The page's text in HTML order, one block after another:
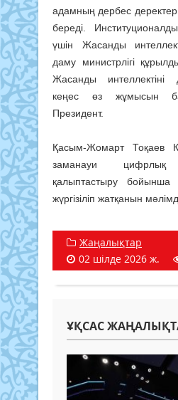
адамның дербес
береді.
үшін Жасанды
даму министрлігі
Жасанды интеллектіні
кеңес өз жұмысын
Президент.
Қасым-Жомарт Тоқаев
заманауи цифрлық
қалыптастыру
жүргізіліп жатқанын
Жаңалықтар
02 шілде 2026 ж.
ҰҚСАС